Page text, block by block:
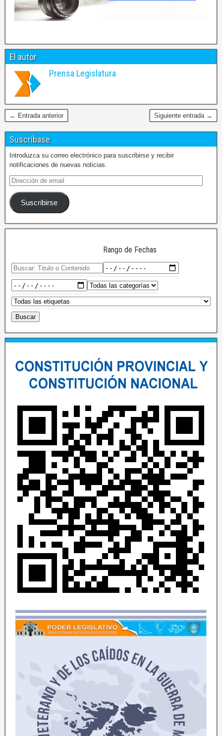
El autor
Prensa Legislatura
← Entrada anterior Siguiente entrada →
Suscríbase
Introduzca su correo electrónico para suscribirse y recibir
notificaciones de nuevas noticias.
Suscribirse
Rango de Fechas